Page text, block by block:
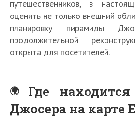
путешественников, в
оценить не только внешний
планировку пирамиды
продолжительной
открыта для посетителей.
Где
Джосера на карте